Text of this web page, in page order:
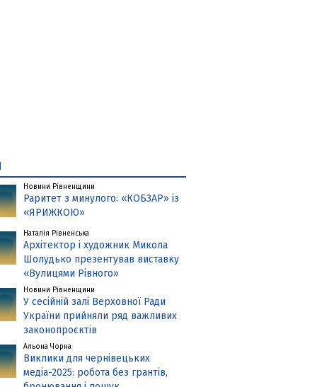
Новини Рівненщини
Раритет з минулого: «КОБЗАР» із
«ЯРИЖКОЮ»
Наталія Рівненська
Архітектор і художник Микола
Шолудько презентував виставку
«Вулицями Рівного»
Новини Рівненщини
У сесійній залі Верховної Ради
України прийняли ряд важливих
законопроєктів
Альона Чорна
Виклики для чернівецьких
медіа-2025: робота без грантів,